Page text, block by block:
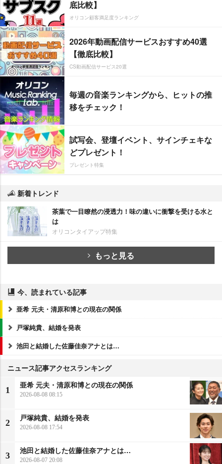
底比較】
オリコン顧客満足度ランキング
2026年動画配信サービスおすすめ40選
【徹底比較】
CS動画配信サービス20選
毎週の音楽ランキングから、ヒットの推
移をチェック！
試写会、登壇イベント、サインチェキな
どプレゼント！
プレゼント特集
新着トレンド
茶葉で一目瞭然の浸透力！味の違いに衝撃を受ける水と
は
オリコンタイアップ特集
もっと見る
今、読まれている記事
亜希 元夫・清原和博との現在の関係
戸塚純貴、結婚を発表
池田と結婚した佐藤佳奈アナとは…
ニュース記事アクセスランキング
1
亜希 元夫・清原和博との現在の関係
2026-08-08 08:15
2
戸塚純貴、結婚を発表
2026-08-08 17:54
3
池田と結婚した佐藤佳奈アナとは…
2026-08-07 20:08